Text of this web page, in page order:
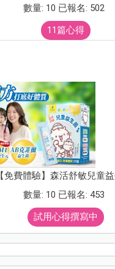
數量: 10 已報名: 502
11篇心得
【免費體驗】森活舒敏兒童
數量: 10 已報名: 453
試用心得撰寫中